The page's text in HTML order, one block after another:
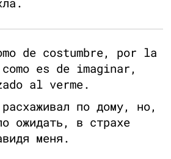
de costumbre, por la
es de imaginar,
al verme.
по дому, но,
ожидать, в страхе
меня.